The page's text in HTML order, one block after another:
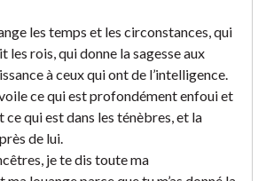
les temps et les circonstances, qui
les rois, qui donne la sagesse aux
à ceux qui ont de l’intelligence.
ce qui est profondément enfoui et
ce qui est dans les ténèbres, et la
de lui.
je te dis toute ma